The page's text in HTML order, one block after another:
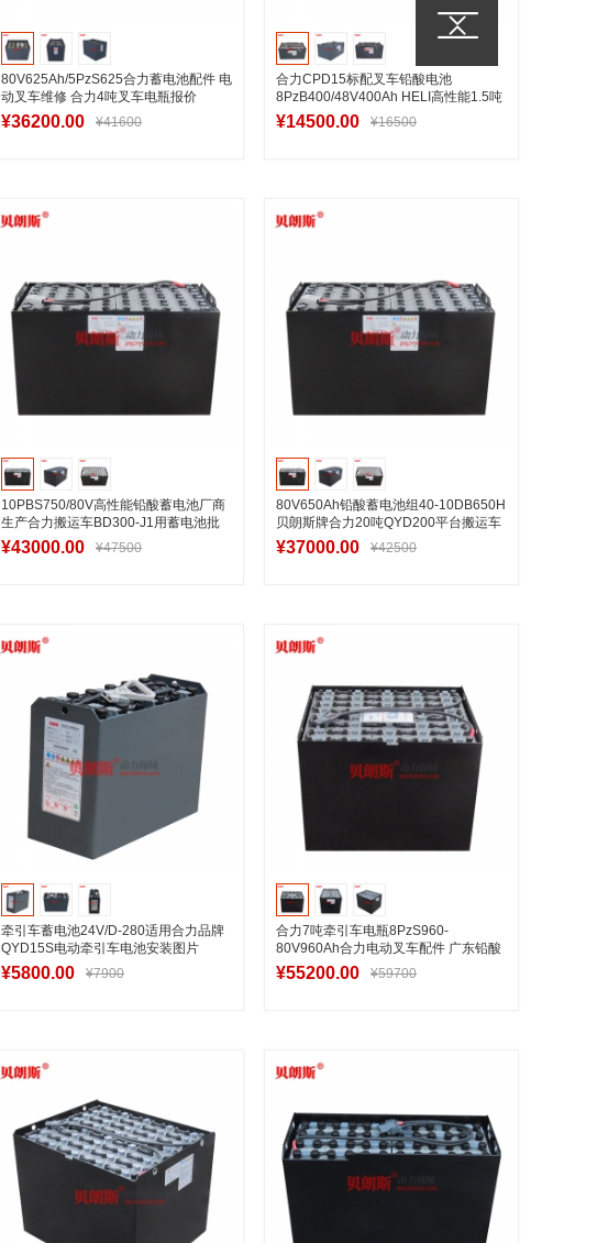
80V625Ah/5PzS625合力蓄电池配件 电
动叉车维修 合力4吨叉车电瓶报价
¥36200.00 ¥41600
合力CPD15标配叉车铅酸电池
8PzB400/48V400Ah HELI高性能1.5吨
系列铲车蓄电池
¥14500.00 ¥16500
10PBS750/80V高性能铅酸蓄电池厂商
生产合力搬运车BD300-J1用蓄电池批
发
¥43000.00 ¥47500
80V650Ah铅酸蓄电池组40-10DB650H
贝朗斯牌合力20吨QYD200平台搬运车
电池厂
¥37000.00 ¥42500
牵引车蓄电池24V/D-280适用合力品牌
QYD15S电动牵引车电池安装图片
¥5800.00 ¥7900
合力7吨牵引车电瓶8PzS960-
80V960Ah合力电动叉车配件 广东铅酸
蓄电池生产工厂
¥55200.00 ¥59700